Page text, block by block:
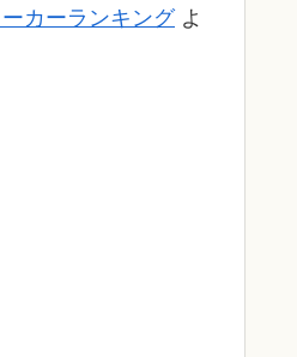
カーランキングよ